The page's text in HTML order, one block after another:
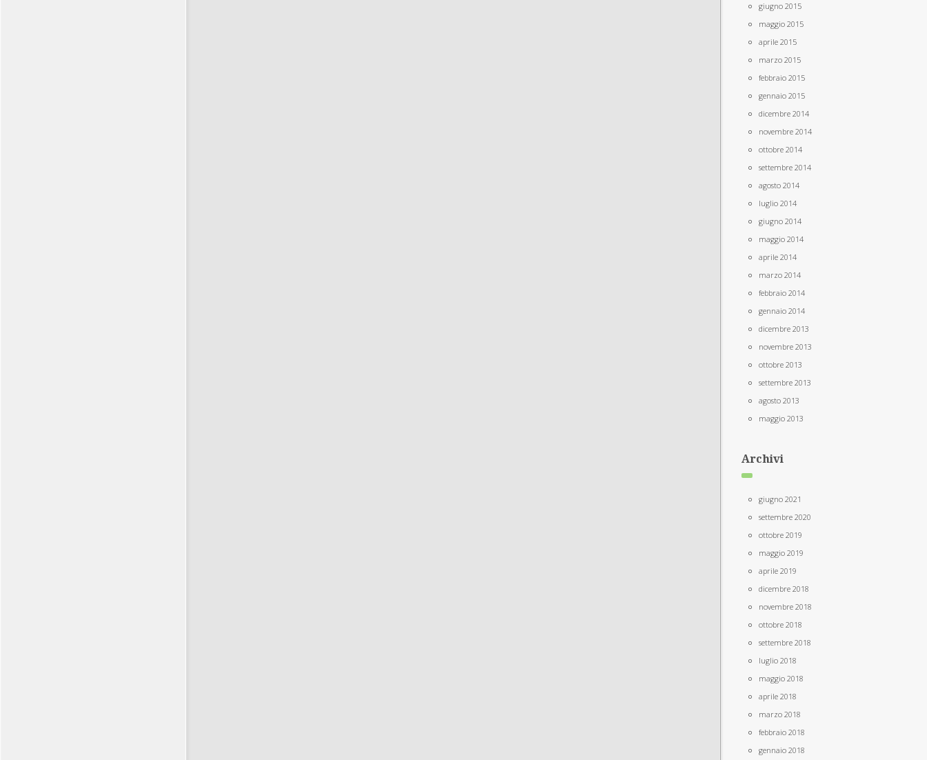
giugno 2015
maggio 2015
aprile 2015
marzo 2015
febbraio 2015
gennaio 2015
dicembre 2014
novembre 2014
ottobre 2014
settembre 2014
agosto 2014
luglio 2014
giugno 2014
maggio 2014
aprile 2014
marzo 2014
febbraio 2014
gennaio 2014
dicembre 2013
novembre 2013
ottobre 2013
settembre 2013
agosto 2013
maggio 2013
Archivi
giugno 2021
settembre 2020
ottobre 2019
maggio 2019
aprile 2019
dicembre 2018
novembre 2018
ottobre 2018
settembre 2018
luglio 2018
maggio 2018
aprile 2018
marzo 2018
febbraio 2018
gennaio 2018